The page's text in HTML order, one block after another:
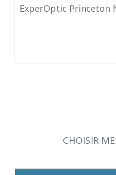
ExperOptic Princeton
CHOISIR